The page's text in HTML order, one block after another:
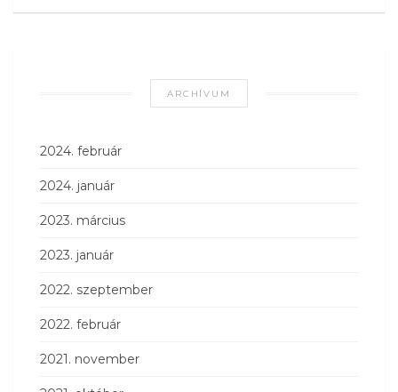
ARCHÍVUM
2024. február
2024. január
2023. március
2023. január
2022. szeptember
2022. február
2021. november